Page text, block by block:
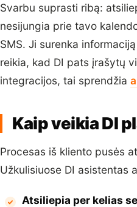
Svarbu suprasti ribą:
nesijungia prie tavo
SMS. Ji surenka
reikia, kad DI pats įrašytų
integracijos, tai sprendžia
Kaip veikia DI
Procesas iš kliento pusės
Užkulisiuose DI asistentas
Atsiliepia per kelias